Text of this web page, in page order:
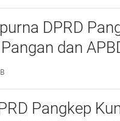
DPRD
dan
Catatan
Pangkep